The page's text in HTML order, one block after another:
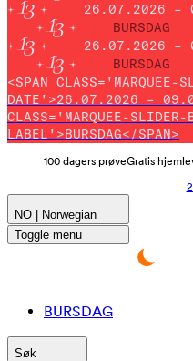
26.07.2026 –
BURSDAG
26.07.2026 –
BURSDAG
<SPAN CLASS='MARQUEE-
DATE'>26.07.2026 –
CLASS='MARQUEE-SLIDER-
LABEL'>BURSDAG</SPAN>
100 dagers prøveGratis
NO | Norwegian
Toggle menu
BURSDAG
Søk